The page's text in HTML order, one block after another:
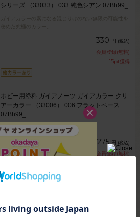
シリーズ （33033） 033.純色シアン 07Bh99_
ガイアカラーの素になる混じりけのない無限の可能性を
秘めた究極のカラー。
330 円 (税込)
会員登録(無料)
15pt獲得
ホビー用塗料 ガイアノーツ ガイアカラー クリ
アーカラー （33006） 006.フラットベース
07Bh99_
塗料に混ぜることでつや消しに！
275 円 (税込)
会員登録(無料)
カラー （33101） 101.蛍光ブルー 07Bh99_